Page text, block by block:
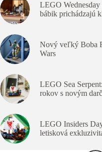
LEGO Wednesday
bábik prichádzajú
Nový veľký Boba
Wars
LEGO Sea
rokov s novým
LEGO Insiders
letisková